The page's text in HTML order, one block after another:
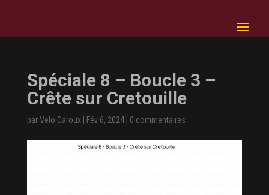
Spéciale 8 – Boucle 3 –
Crête sur Cretouille
parVelo Caroux| Fév 6, 2024| 0 commentaires